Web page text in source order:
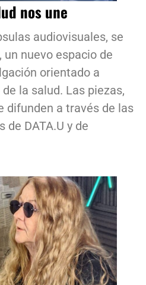
nos une
audiovisuales, se
un nuevo espacio de
orientado a
la salud. Las piezas,
difunden a través de las
DATA.U y de